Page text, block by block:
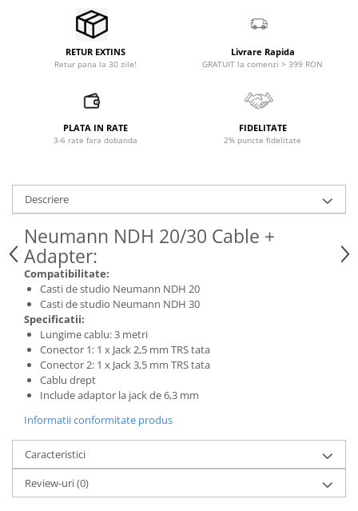
Stative de microfon
Studio si inregistrari
Accesorii de microfoane
Accesorii echipamente de studio
Controllere MIDI - USB DAW
Convertoare AD/DA
Interfete audio
Microfoane de studio
Monitoare de studio
Pop filtre
Preamplificatoare
Protectii antifonice pentru urechi
Rack studio
Recordere de studio
Recordere portabile
Subwoofere de studio
Tratament acustic
Lumini si efecte
RETUR EXTINS
Retur pana la 30 zile!
Livrare Rapida
GRATUIT la comenzi > 399 RON
PLATA IN RATE
3-6 rate fara dobanda
FIDELITATE
2% puncte fidelitate
Descriere
Neumann NDH 20/30 Cable +
Adapter:
Compatibilitate:
Casti de studio Neumann NDH 20
Casti de studio Neumann NDH 30
Specificatii:
Lungime cablu: 3 metri
Conector 1: 1 x Jack 2,5 mm TRS tata
Conector 2: 1 x Jack 3,5 mm TRS tata
Cablu drept
Include adaptor la jack de 6,3 mm
Informatii conformitate produs
Caracteristici
Review-uri(0)